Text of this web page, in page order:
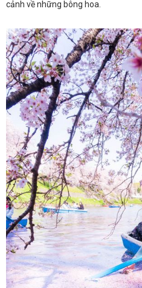
cảnh về những bông hoa.